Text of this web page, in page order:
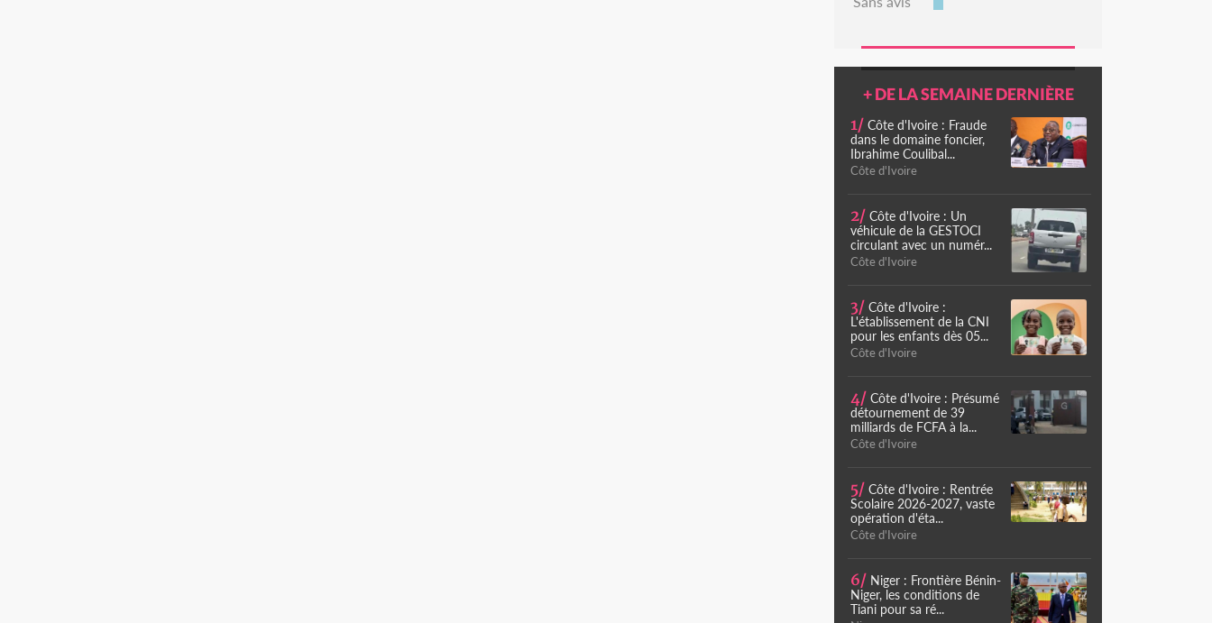
+ DE LA SEMAINE DERNIÈRE
1/ Côte d'Ivoire : Fraude
dans le domaine foncier,
Ibrahime Coulibal...
Côte d'Ivoire
2/ Côte d'Ivoire : Un
véhicule de la GESTOCI
circulant avec un numér...
Côte d'Ivoire
3/ Côte d'Ivoire :
L'établissement de la CNI
pour les enfants dès 05...
Côte d'Ivoire
4/ Côte d'Ivoire : Présumé
détournement de 39
milliards de FCFA à la...
Côte d'Ivoire
5/ Côte d'Ivoire : Rentrée
Scolaire 2026-2027, vaste
opération d'éta...
Côte d'Ivoire
6/ Niger : Frontière Bénin-
Niger, les conditions de
Tiani pour sa ré...